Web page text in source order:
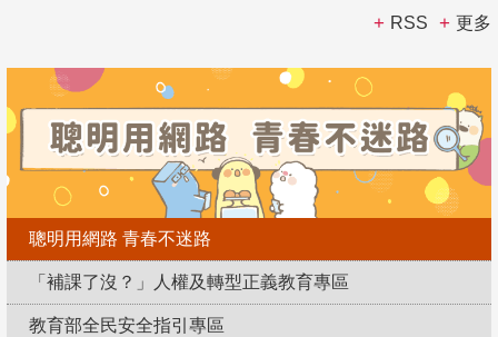
RSS 更多
聰明用網路 青春不迷路
「補課了沒？」人權及轉型正義教育專區
教育部全民安全指引專區